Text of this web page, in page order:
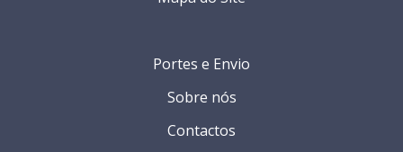
Portes e Envio
Sobre nós
Contactos